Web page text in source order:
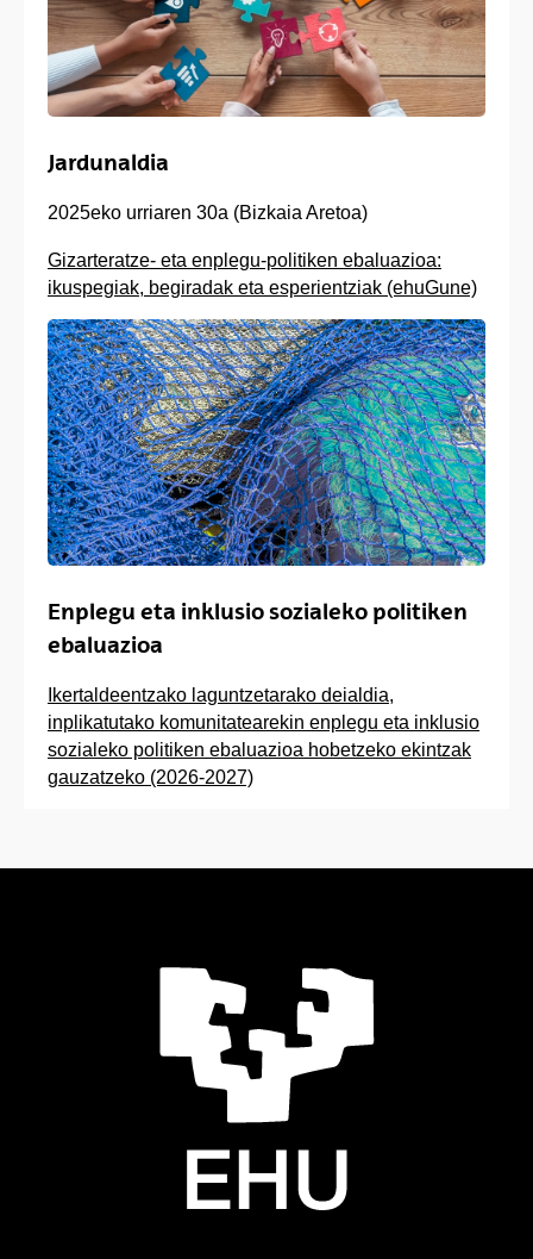
Jardunaldia
2025eko urriaren 30a (Bizkaia Aretoa)
Gizarteratze- eta enplegu-politiken ebaluazioa:
ikuspegiak, begiradak eta esperientziak (ehuGune)
Enplegu eta inklusio sozialeko politiken
ebaluazioa
Ikertaldeentzako laguntzetarako deialdia,
inplikatutako komunitatearekin enplegu eta inklusio
sozialeko politiken ebaluazioa hobetzeko ekintzak
gauzatzeko (2026-2027)